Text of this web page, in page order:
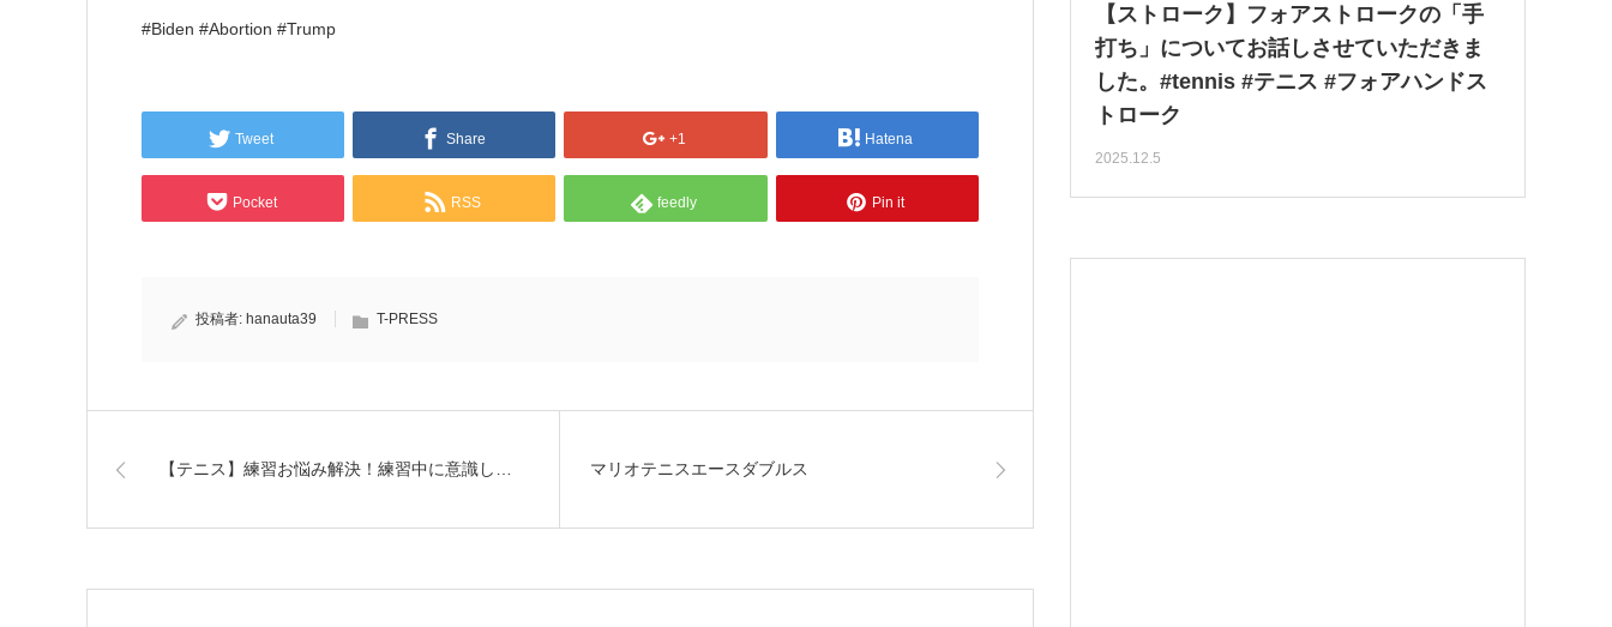
#Biden #Abortion #Trump
Tweet Share +1 Hatena
Pocket RSS feedly Pin it
投稿者: hanauta39 T-PRESS
【テニス】練習お悩み解決！練習中に意識し… マリオテニスエースダブルス
【ストローク】フォアストロークの「手
打ち」についてお話しさせていただきま
した。#tennis #テニス #フォアハンドス
トローク
2025.12.5